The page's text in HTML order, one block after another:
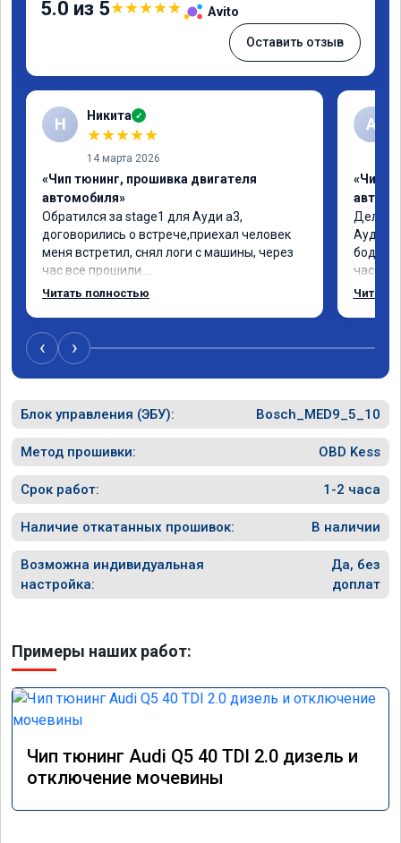
5.0 из 5★★★★★ Avito
Оставить отзыв
Н Никита ✓
★★★★★
14 марта 2026
«Чип тюнинг, прошивка двигателя
автомобиля»
Обратился за stage1 для Ауди а3,
договорились о встрече,приехал человек
меня встретил, снял логи с машины, через
час все прошили.
Арман спасибо тебе огромное, машинка по
может 🤣машина едет не в себя, еще раз
спасибо вам!!!!!!!
Читать полностью
А
«Чип
Делал
как
Читать
‹ ›
Блок управления (ЭБУ): Bosch_MED9_5_10
Метод прошивки: OBD Kess
Срок работ: 1-2 часа
Наличие откатанных прошивок: В наличии
Возможна индивидуальная
настройка:
Да, без
доплат
Примеры наших работ:
Чип тюнинг Audi Q5 40 TDI 2.0 дизель и
отключение мочевины